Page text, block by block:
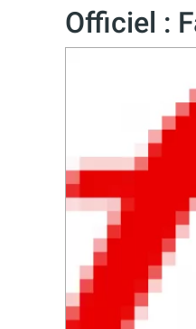
Officiel :